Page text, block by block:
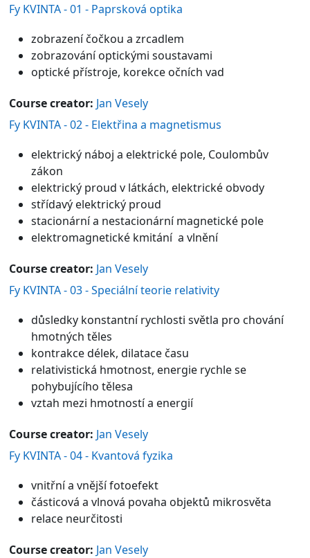
Fy KVINTA - 01 - Paprsková optika
zobrazení čočkou a zrcadlem
zobrazování optickými soustavami
optické přístroje, korekce očních vad
Course creator: Jan Vesely
Fy KVINTA - 02 - Elektřina a magnetismus
elektrický náboj a elektrické pole, Coulombův
zákon
elektrický proud v látkách, elektrické obvody
střídavý elektrický proud
stacionární a nestacionární magnetické pole
elektromagnetické kmitání a vlnění
Course creator: Jan Vesely
Fy KVINTA - 03 - Speciální teorie relativity
důsledky konstantní rychlosti světla pro chování
hmotných těles
kontrakce délek, dilatace času
relativistická hmotnost, energie rychle se
pohybujícího tělesa
vztah mezi hmotností a energií
Course creator: Jan Vesely
Fy KVINTA - 04 - Kvantová fyzika
vnitřní a vnější fotoefekt
částicová a vlnová povaha objektů mikrosvěta
relace neurčitosti
Course creator: Jan Vesely